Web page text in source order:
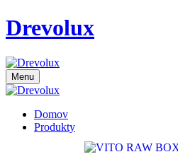
Drevolux
Menu
Domov
Produkty